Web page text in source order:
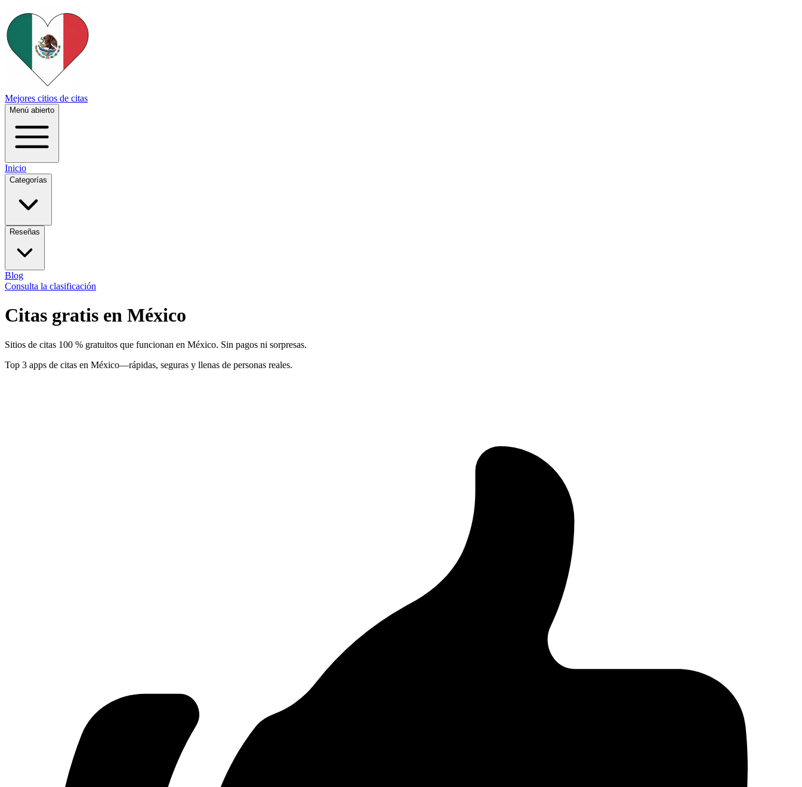
Mejores citios de citas
Menú abierto
Inicio
Categorías
Reseñas
Blog
Consulta la clasificación
Citas gratis en México
Sitios de citas 100 % gratuitos que funcionan en México. Sin pagos ni sorpresas.
Top 3 apps de citas en México—rápidas, seguras y llenas de personas reales.